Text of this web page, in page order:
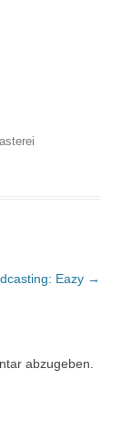
Eazy →
abzugeben.